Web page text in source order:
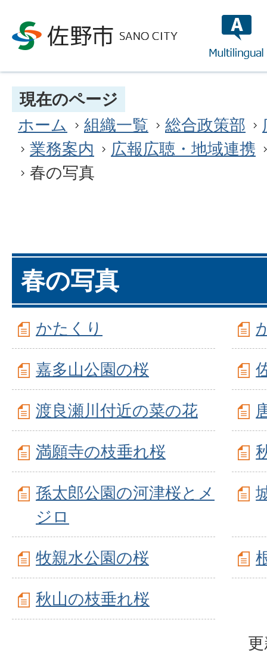
現在のページ
ホーム
組織一覧 総合政策部
業務案内
広報広聴・地域連携
春の写真
春の写真
かたくり
嘉多山公園の桜
渡良瀬川付近の菜の花
満願寺の枝垂れ桜
孫太郎公園の河津桜とメ
ジロ
牧親水公園の桜
秋山の枝垂れ桜